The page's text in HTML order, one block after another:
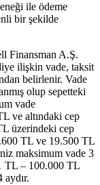
ile ödeme
bir şekilde
Finansman A.Ş.
ilişkin vade, taksit
belirlenir. Vade
olup sepetteki
vade
ve altındaki cep
üzerindeki cep
TL ve 19.500 TL
maksimum vade 3
TL – 100.000 TL
aydır.